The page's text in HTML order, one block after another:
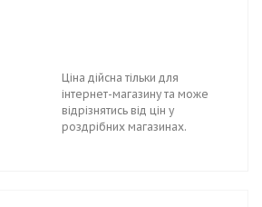
Ціна дійсна тільки для
інтернет-магазину та може
відрізнятись від цін у
роздрібних магазинах.